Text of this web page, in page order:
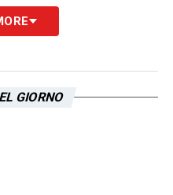
indimenticabili
di entrare nei cuori e
TOP NEWS
GIORNO